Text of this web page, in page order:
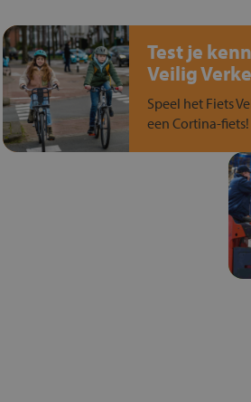
Test je
Veilig
Speel het Fiets
een Cortina-fiets!